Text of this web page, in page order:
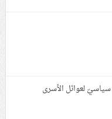
سياسيّ لعوائل الأسرى